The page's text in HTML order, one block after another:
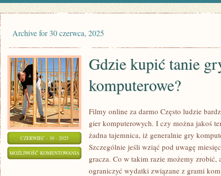
Archive for 30 czerwca, 2025
CZERWIEC - 30 - 2025
MOŻLIWOŚĆ KOMENTOWANIA
KUPIĆ
Gdzie kupić tanie
komputerowe?
Filmy online za darmo Często ludzie
gier komputerowych. I czy można jakoś
żadna tajemnica, iż generalnie gry
Szczególnie jeśli wziąć pod uwagę
gracza. Co w takim razie możemy
ograniczyć wydatki związane z grami